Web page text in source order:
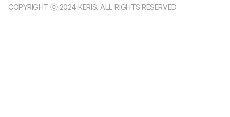
COPYRIGHT ⓒ 2024 KERIS. ALL RIGHTS RESERVED